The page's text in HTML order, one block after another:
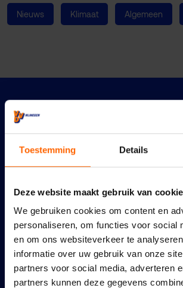
Toestemming Details
Deze website maakt gebruik van
We gebruiken cookies om content en
personaliseren, om functies voor social
en om ons websiteverkeer te
informatie over uw gebruik van onze
partners voor social media, adverteren
partners kunnen deze gegevens
Nieuws Klimaat Algemeen
Meer nieuws